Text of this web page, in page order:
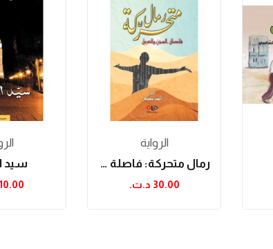
سيد
10.00
الرواية
رمال متحركة: فاصلة السجن والغربة
30.00 د.ت.‏